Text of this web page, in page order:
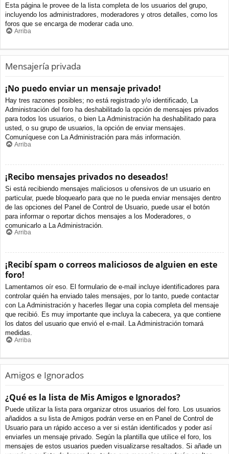
Esta página le provee de la lista completa de los usuarios del grupo,
incluyendo los administradores, moderadores y otros detalles, como los
foros que se encarga de moderar cada uno.
Arriba
Mensajería privada
¡No puedo enviar un mensaje privado!
Hay tres razones posibles; no está registrado y/o identificado, La
Administración del foro ha deshabilitado la opción de mensajes privados
para todos los usuarios, o bien La Administración ha deshabilitado para
usted, o su grupo de usuarios, la opción de enviar mensajes.
Comuníquese con La Administración para más información.
Arriba
¡Recibo mensajes privados no deseados!
Si está recibiendo mensajes maliciosos u ofensivos de un usuario en
particular, puede bloquearlo para que no le pueda enviar mensajes dentro
de las opciones del Panel de Control de Usuario, puede usar el botón
para informar o reportar dichos mensajes a los Moderadores, o
comunicarlo a La Administración.
Arriba
¡Recibí spam o correos maliciosos de alguien en este
foro!
Lamentamos oír eso. El formulario de e-mail incluye identificadores para
controlar quién ha enviado tales mensajes, por lo tanto, puede contactar
con La Administración y hacerles llegar una copia completa del mensaje
que recibió. Es muy importante que incluya la cabecera, ya que contiene
los datos del usuario que envió el e-mail. La Administración tomará
medidas.
Arriba
Amigos e Ignorados
¿Qué es la lista de Mis Amigos e Ignorados?
Puede utilizar la lista para organizar otros usuarios del foro. Los usuarios
añadidos a su lista de Amigos podrán verse en en Panel de Control de
Usuario para un rápido acceso a ver si están identificados y poder así
enviarles un mensaje privado. Según la plantilla que utilice el foro, los
mensajes de estos usuarios pueden visualizarse resaltados. Si añade un